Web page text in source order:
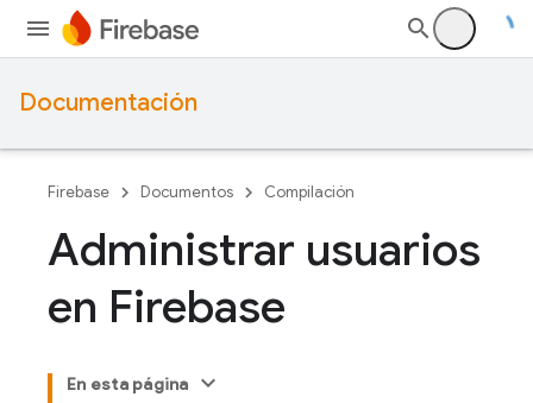
Documentación
Firebase Documentos Compilación
Administrar usuarios
en Firebase
En esta página